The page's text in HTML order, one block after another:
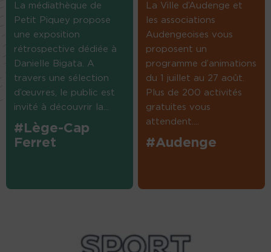
La médiathèque de
Petit Piquey propose
une exposition
rétrospective dédiée à
Danielle Bigata. A
travers une sélection
d’œuvres, le public est
invité à découvrir la...
#Lège-Cap
Ferret
La Ville d’Audenge et
les associations
Audengeoises vous
proposent un
programme d’animations
du 1 juillet au 27 août.
Plus de 200 activités
gratuites vous
attendent....
#Audenge